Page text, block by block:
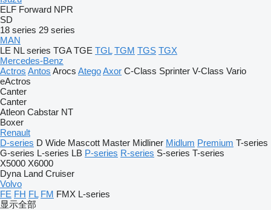
ELF Forward NPR
SD
18 series 29 series
MAN
LE NL series TGA TGE TGL TGM TGS TGX
Mercedes-Benz
Actros Antos Arocs AtegoAxor C-Class Sprinter V-Class Vario
eActros
Canter
Canter
Atleon Cabstar NT
Boxer
Renault
D-series D Wide Mascott Master Midliner Midlum Premium T-series
G-series L-series LB P-series R-series S-series T-series
X5000 X6000
Dyna Land Cruiser
Volvo
FE FH FL FM FMX L-series
显示全部